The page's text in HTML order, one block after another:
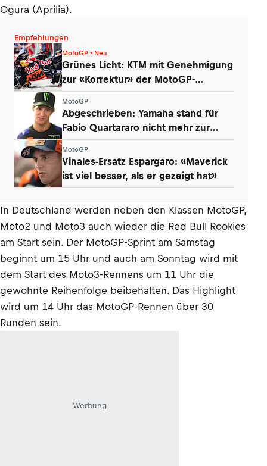
Ogura (Aprilia).
Empfehlungen
MotoGP • Neu
Grünes Licht: KTM mit Genehmigung
zur «Korrektur» der MotoGP-
MotoGP
Abgeschrieben: Yamaha stand für
Fabio Quartararo nicht mehr zur
MotoGP
Vinales-Ersatz Espargaro: «Maverick
ist viel besser, als er gezeigt hat»
In Deutschland werden neben den Klassen MotoGP,
Moto2 und Moto3 auch wieder die Red Bull Rookies
am Start sein. Der MotoGP-Sprint am Samstag
beginnt um 15 Uhr und auch am Sonntag wird mit
dem Start des Moto3-Rennens um 11 Uhr die
gewohnte Reihenfolge beibehalten. Das Highlight
wird um 14 Uhr das MotoGP-Rennen über 30
Runden sein.
Werbung